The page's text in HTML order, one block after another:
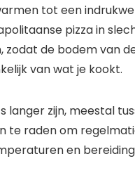
tot een
pizza in
de bodem van
van wat je kookt.
zijn, meestal
te raden om
en